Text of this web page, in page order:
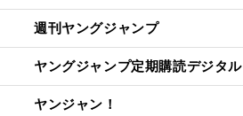
週刊ヤングジャンプ
ヤングジャンプ定期購読デジタル
ヤンジャン！